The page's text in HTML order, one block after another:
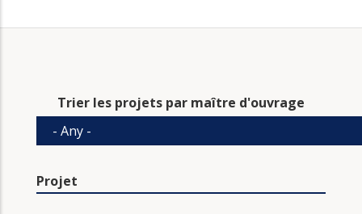
Trier les projets par maître d'ouvrage
Projet